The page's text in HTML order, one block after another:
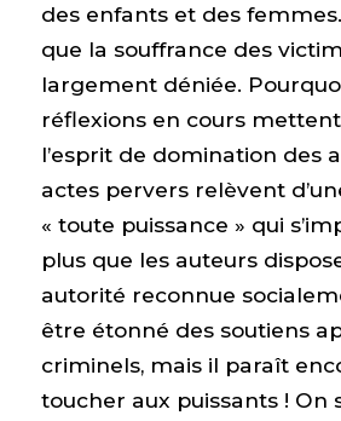
des enfants et des
que la souffrance des
largement déniée.
réflexions en cours mettent
l’esprit de domination des
actes pervers relèvent
« toute puissance » qui
plus que les auteurs
autorité reconnue
être étonné des soutiens
criminels, mais il paraît
toucher aux puissants ! On